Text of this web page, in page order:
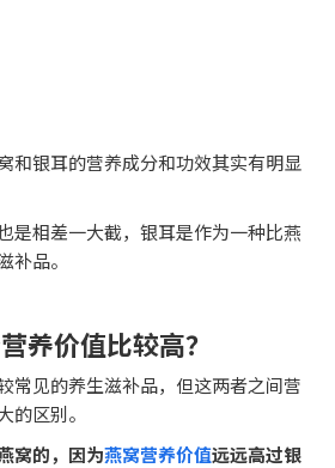
和银耳的营养成分和功效其实有明显
是相差一大截，银耳是作为一种比燕
补品。
养价值比较高？
常见的养生滋补品，但这两者之间营
的区别。
窝的，因为燕窝营养价值远远高过银